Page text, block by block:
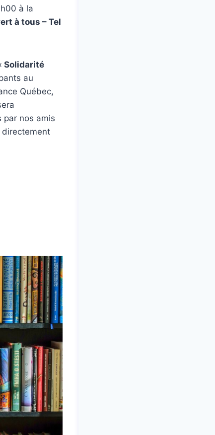
à la
à tous – Tel
Solidarité
au
Québec,
par nos amis
directement